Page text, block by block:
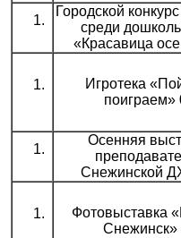
Городской
среди
«Красавица
Игротека
поиграем»
Осенняя
Снежинской
Фотовыставка
Снежинск»